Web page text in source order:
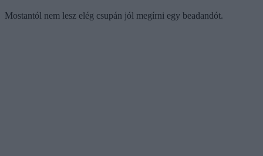
Mostantól nem lesz elég csupán jól megírni egy beadandót.